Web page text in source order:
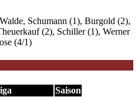
Schumann (1), Burgold (2),
(2), Schiller (1), Werner
(4/1)
Saison